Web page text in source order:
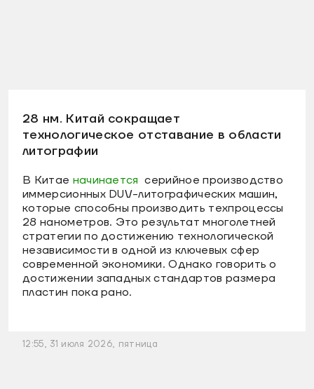
28 нм. Китай сокращает
технологическое отставание в области
литографии
В Китае начинается серийное производство
иммерсионных DUV-литографических машин,
которые способны производить техпроцессы
28 нанометров. Это результат многолетней
стратегии по достижению технологической
независимости в одной из ключевых сфер
современной экономики. Однако говорить о
достижении западных стандартов размера
пластин пока рано.
12:55, 31 июля 2026, пятница